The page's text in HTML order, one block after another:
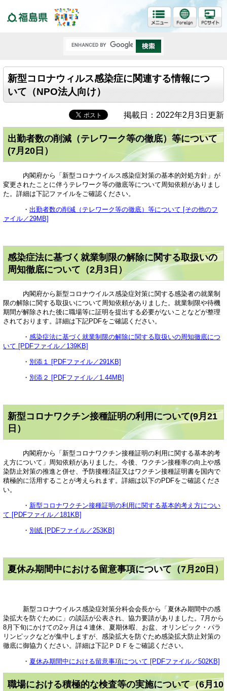
新型コロナウィルス感染症に関連する情報につ
いて（NPO法人向け）
掲載日：2022年2月3日更新
出勤者数の削減（テレワーク等の徹底）等について
(7月20日）
内閣府から「新型コロナウイルス感染症対策の基本的対処方針」が
変更されたことに伴うテレワーク等の徹底等について周知依頼がありまし
た。詳細は下記ファイルをご確認ください。
・ 出勤者数の削減（テレワーク等の徹底）等について [その他のフ
ァイル／29MB]
感染症法に基づく就業制限の解除に関する取扱いの
周知徹底について（2月3日）
内閣府から新型コロナウイルス感染症対策に関する感染者の就業制
限の解除に関する取扱いについて周知依頼がありました。就業制限や待機
期間が解除された後に職場等に証明を提出する必要がないことなどが整理
されております。詳細は下記PDFをご確認ください。
・ 感染症法に基づく就業制限の解除に関する取扱いの周知徹底につ
いて [PDFファイル／139KB]
・ 別添１ [PDFファイル／291KB]
・ 別添２ [PDFファイル／1.44MB]
新型コロナワクチン接種証明の利用について(9月21
日）
内閣府から「新型コロナワクチン接種証明の利用に関する基本的考
え方について」周知依頼がありました。今後、ワクチン接種率の向上や感
染防止対策の推進と併せ、予防接種済証又はワクチン接種証明書を国内で
積極的に活用することが考えられます。詳細は以下のPDFをご確認くださ
い。
・ 新型コロナワクチン接種証明の利用に関する基本的考え方につい
て [PDFファイル／181KB]
・ 別紙 [PDFファイル／253KB]
夏休み期間中における留意事項について（7月20日）
新型コロナウイルス感染症対策分科会会長から「夏休み期間中の感
染拡大を防ぐために」の談話が公表され、協力要請がありました。7月から
8月下旬にかけての2ヶ月は４連休、夏期休暇、お盆、オリンピック・パラ
リンピックなどが集中しますが、感染拡大を防ぐため感染拡大防止対策の
徹底に御協力ください。詳細は下記ＰＤＦをご確認ください。
・ 夏休み期間中における留意事項について [PDFファイル／502KB]
職場における積極的な検査等の実施について（6月10